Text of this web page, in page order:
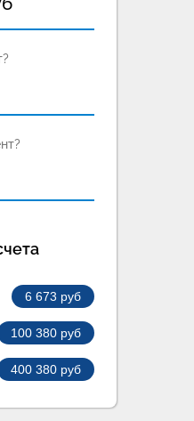
6 673 руб
100 380 руб
400 380 руб